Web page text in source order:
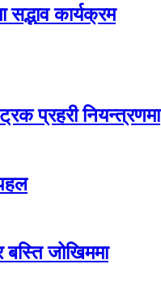
सद्भाव कार्यक्रम
प्रहरी नियन्त्रणमा
बस्ति जोखिममा